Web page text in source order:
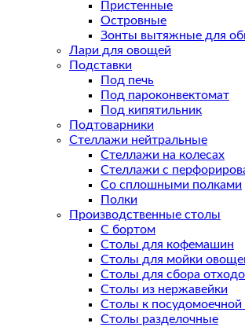
Пристенные
Островные
Зонты вытяжные для
Лари для овощей
Подставки
Под печь
Под пароконвектомат
Под кипятильник
Подтоварники
Стеллажи нейтральные
Стеллажи на колесах
Стеллажи с
Со сплошными полками
Полки
Производственные столы
С бортом
Столы для кофемашин
Столы для мойки
Столы для сбора
Столы из нержавейки
Столы к
Столы разделочные